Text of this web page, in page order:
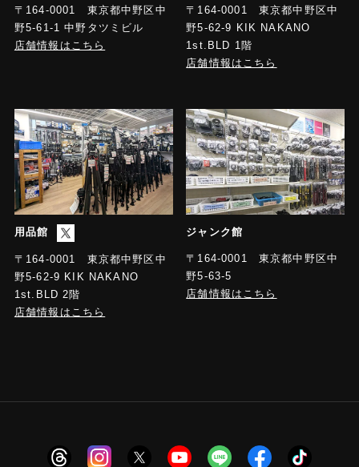
〒164-0001 東京都中野区中
野5-61-1 中野タツミビル
店舗情報はこちら
〒164-0001 東京都中野区中
野5-62-9 KIK NAKANO
1st.BLD 1階
店舗情報はこちら
用品館
〒164-0001 東京都中野区中
野5-62-9 KIK NAKANO
1st.BLD 2階
店舗情報はこちら
ジャンク館
〒164-0001 東京都中野区中
野5-63-5
店舗情報はこちら